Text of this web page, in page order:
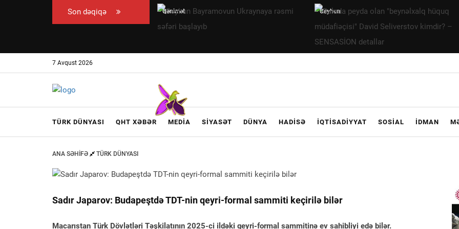
Son dəqiqə
təzminat
Ceyhun
Bayramovun
başlayıb
Bakıda
peyda olan
"beynəlxalq
müdafiəçisi"
kimdir? –
7 Avqust 2026
TÜRK DÜNYASI QHT XƏBƏR MEDIA SIYASƏT DÜNYA HADISƏ İQTISADIYYAT SOSIAL İDMAN
ANA SƏHIFƏ TÜRK DÜNYASI
Sadır Japarov: Budapeştdə TDT-nin qeyri-formal sammiti keçirilə bilər
Macarıstan Türk Dövlətləri Təşkilatının 2025-ci ildəki qeyri-formal sammitinə ev sahibliyi edə bilər.